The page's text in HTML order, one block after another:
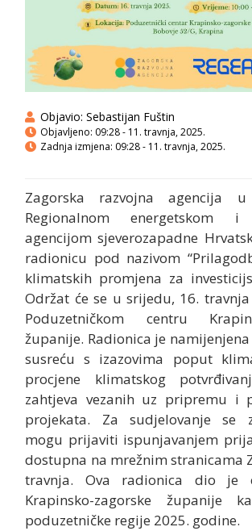
Objavio: Sebastijan Fuštin
Objavljeno: 09:28 - 11. travnja, 2025.
Zadnja izmjena: 09:28 - 11. travnja, 2025.
Zagorska razvojna agencija
Regionalnom energetskom i
agencijom sjeverozapadne
radionicu pod nazivom
klimatskih promjena za
Održat će se u srijedu, 16.
Poduzetničkom centru
županije. Radionica je
susreću s izazovima poput
procjene klimatskog
zahtjeva vezanih uz pripremu i
projekata. Za sudjelovanje se
mogu prijaviti ispunjavanjem
dostupna na mrežnim stranicama
travnja. Ova radionica dio je
Krapinsko-zagorske županije
poduzetničke regije 2025. godine.